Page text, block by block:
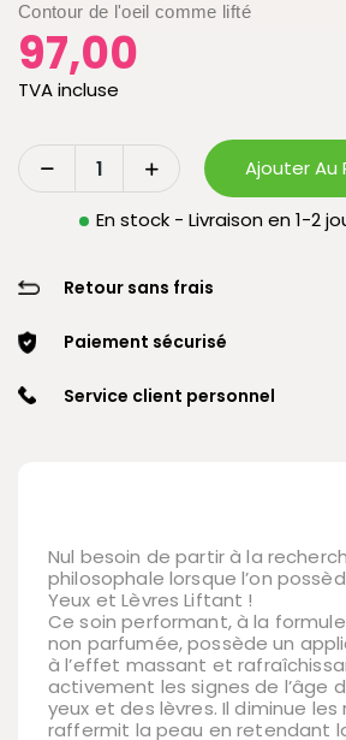
Contour de l'oeil comme lifté
97,00
TVA incluse
Ajouter Au
En stock - Livraison en 1-2
Retour sans frais
Paiement sécurisé
Service client personnel
Nul besoin de partir à la
philosophale lorsque l’on
Yeux et Lèvres Liftant !
Ce soin performant, à la
non parfumée, possède un
à l’effet massant et
activement les signes de l’âge
yeux et des lèvres. Il diminue
raffermit la peau en retendant